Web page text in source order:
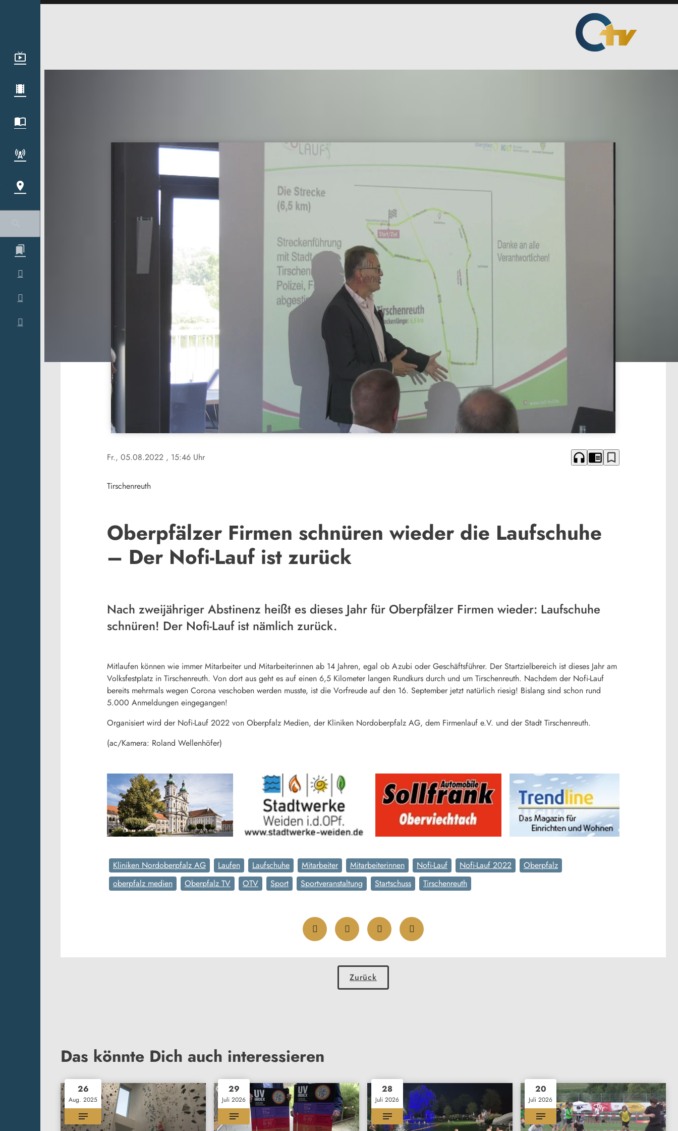
Fr., 05.08.2022 , 15:46 Uhr headphones chrome_reader_mode bookmark_border
Tirschenreuth
Oberpfälzer Firmen schnüren wieder die Laufschuhe
– Der Nofi-Lauf ist zurück
Nach zweijähriger Abstinenz heißt es dieses Jahr für Oberpfälzer Firmen wieder: Laufschuhe
schnüren! Der Nofi-Lauf ist nämlich zurück.
Mitlaufen können wie immer Mitarbeiter und Mitarbeiterinnen ab 14 Jahren, egal ob Azubi oder Geschäftsführer. Der Startzielbereich ist dieses Jahr am
Volksfestplatz in Tirschenreuth. Von dort aus geht es auf einen 6,5 Kilometer langen Rundkurs durch und um Tirschenreuth. Nachdem der Nofi-Lauf
bereits mehrmals wegen Corona veschoben werden musste, ist die Vorfreude auf den 16. September jetzt natürlich riesig! Bislang sind schon rund
5.000 Anmeldungen eingegangen!
Organisiert wird der Nofi-Lauf 2022 von Oberpfalz Medien, der Kliniken Nordoberpfalz AG, dem Firmenlauf e.V. und der Stadt Tirschenreuth.
(ac/Kamera: Roland Wellenhöfer)
Kliniken Nordoberpfalz AG Laufen Laufschuhe Mitarbeiter Mitarbeiterinnen Nofi-Lauf Nofi-Lauf 2022
Oberpfalz
oberpfalz medien
Oberpfalz TV OTV Sport Sportveranstaltung Startschuss Tirschenreuth
Zurück
Das könnte Dich auch interessieren
26
Aug. 2025
29
Juli 2026
28
Juli 2026
20
Juli 2026